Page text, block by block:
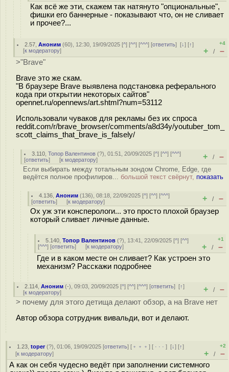
Как всё же эти, скажем так натянуто "опциональные",
фишки его баннерные - показывают что, он не сливает
и прочее?...
2.57 ,Аноним (60), 12:30, 19/09/2025 [^] [^^] [^^^] [ответить][↓] [↑]
[к модератору]
+4
+ / –
>"Brave"
Brave это же скам.
"В браузере Brave выявлена подстановка реферального
кода при открытии некоторых сайтов"
opennet.ru/opennews/art.shtml?num=53112
Использовали чуваков для рекламы без их спроса
reddit.com/r/brave_browser/comments/a8d34y/youtuber_tom_
scott_claims_that_brave_is_falsely/
3.110 ,Топор Валентинов (?), 01:51, 20/09/2025 [^] [^^] [^^^]
[ответить] [к модератору] + / –
Если выбирать между тотальным зондом Chrome, Edge, где
ведётся полное профилиров... большой текст свёрнут, показать
4.136 ,Аноним (136), 08:18, 22/09/2025 [^] [^^] [^^^]
[ответить] [к модератору] + / –
Ох уж эти консперологи... это просто плохой браузер
который сливает личные данные.
5.140 ,Топор Валентинов (?), 13:41, 22/09/2025 [^] [^^]
[^^^] [ответить] [к модератору]
+1
+ / –
Где и в каком месте он сливает? Как устроен это
механизм? Расскажи подробнее
2.114 ,Аноним (-), 09:03, 20/09/2025 [^] [^^] [^^^] [ответить][↑]
[к модератору] + / –
> почему для этого детища делают обзор, а на Brave нет
Автор обзора сотрудник вивальди, вот и делают.
1.23 ,toper(?), 01:06, 19/09/2025 [ответить] [ ﹢﹢﹢] [ · · ·][↓] [↑]
[к модератору]
+2
+ / –
А как он себя чудесно ведёт при заполнении системного